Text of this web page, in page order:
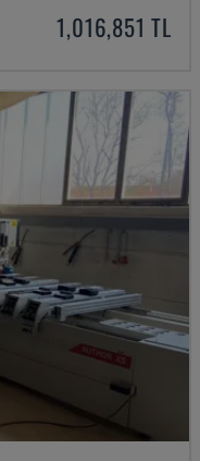
1,016,851 TL